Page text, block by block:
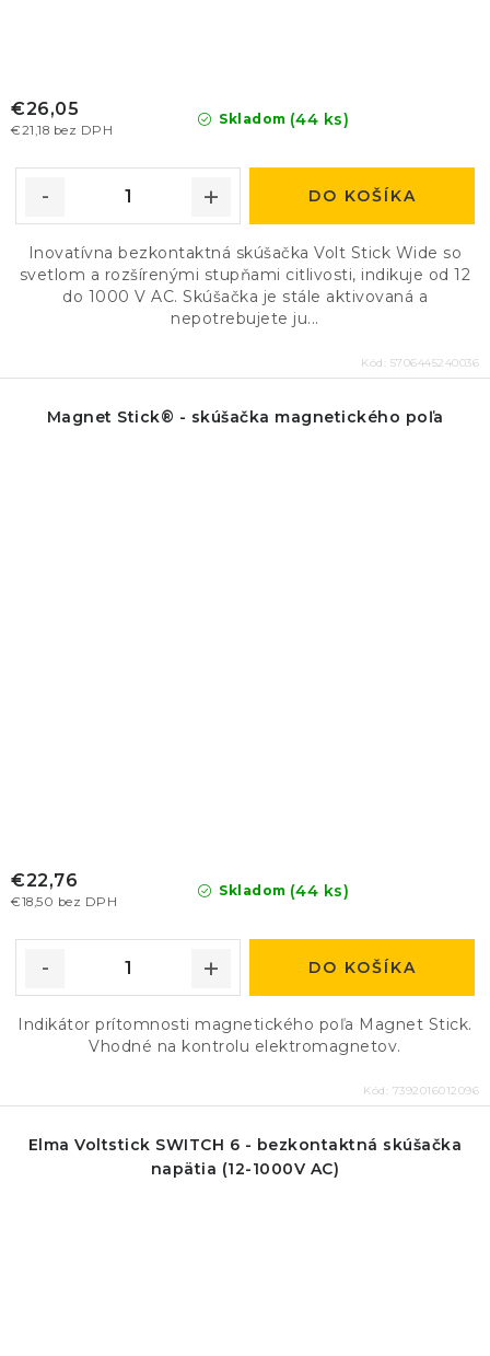
Skladom (44 ks)
€21,18 bez DPH
€26,05
DO KOŠÍKA
Inovatívna bezkontaktná skúšačka Volt Stick Wide so
svetlom a rozšírenými stupňami citlivosti, indikuje od 12
do 1000 V AC. Skúšačka je stále aktivovaná a
nepotrebujete ju...
Kód: 5706445240036
Magnet Stick® - skúšačka magnetického poľa
Skladom (44 ks)
€18,50 bez DPH
€22,76
DO KOŠÍKA
Indikátor prítomnosti magnetického poľa Magnet Stick.
Vhodné na kontrolu elektromagnetov.
Kód: 7392016012096
Elma Voltstick SWITCH 6 - bezkontaktná skúšačka
napätia (12-1000V AC)